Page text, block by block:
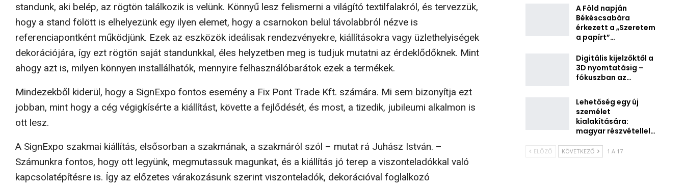
standunk, aki belép, az rögtön találkozik is velünk. Könnyű lesz felismerni a világító textilfalakról, és tervezzük,
hogy a stand fölött is elhelyezünk egy ilyen elemet, hogy a csarnokon belül távolabbról nézve is
referenciapontként működjünk. Ezek az esz­közök ideálisak rendezvényekre, kiállításokra vagy üzlethelyiségek
dekorációjára, így ezt rögtön saját standunkkal, éles helyzetben meg is tudjuk mutatni az érdeklődőknek. Mint
ahogy azt is, milyen könnyen installálhatók, mennyire felhasználóbarátok ezek a termékek.
Mindezekből kiderül, hogy a SignExpo fontos esemény a Fix Pont Trade Kft. számára. Mi sem bizonyítja ezt
jobban, mint hogy a cég végigkísérte a kiállítást, követte a fejlődését, és most, a tizedik, jubileumi alkalmon is
ott lesz.
A SignExpo szakmai kiállítás, elsősorban a szakmá­nak, a szakmáról szól – mutat rá Juhász István. –
Számunkra fontos, hogy ott legyünk, megmutassuk magunkat, és a kiállítás jó terep a viszonteladókkal való
kapcsolatépítésre is. Így az előzetes várakozá­sunk szerint viszonteladók, dekorációval foglalkozó
A Föld napján
Békéscsabára
érkezett a „Szeretem
a papírt”…
Digitális kijelzőktől a
3D nyomtatásig –
fókuszban az…
Lehetőség egy új
személet
kialakítására:
magyar részvétellel…
ELŐZŐ KÖVETKEZŐ 1 A 17